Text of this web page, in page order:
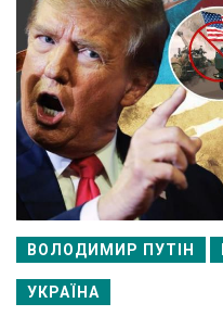
ВОЛОДИМИР ПУТІН
УКРАЇНА